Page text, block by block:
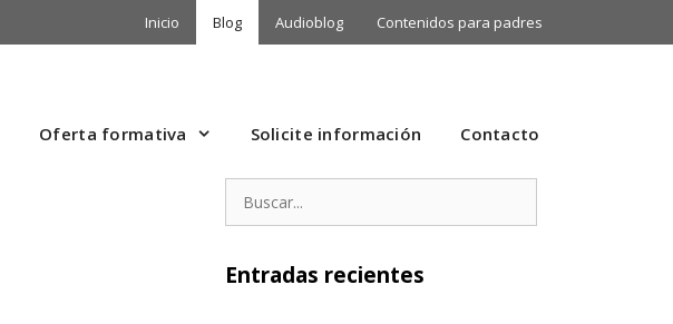
Inicio Blog Audioblog Contenidos para padres
Oferta formativa Solicite información Contacto
Entradas recientes